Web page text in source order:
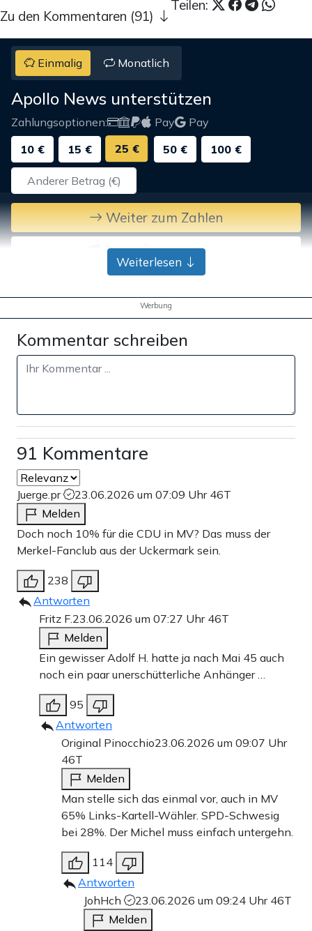
Teilen:
Zu den Kommentaren (91)
Einmalig Monatlich
Apollo News unterstützen
Zahlungsoptionen: Pay
Pay
10 €
15 € 25 € 50 € 100 €
Weiter zum Zahlen
Bank-Überweisung
Weiterlesen
Werbung
Kommentar schreiben
91 Kommentare
Juerge.pr 23.06.2026 um 07:09 Uhr 46T
Melden
Doch noch 10% für die CDU in MV? Das muss der
Merkel-Fanclub aus der Uckermark sein.
238
Antworten
Fritz F. 23.06.2026 um 07:27 Uhr 46T
Melden
Ein gewisser Adolf H. hatte ja nach Mai 45 auch
noch ein paar unerschütterliche Anhänger …
95
Antworten
Original Pinocchio23.06.2026 um 09:07 Uhr
46T
Melden
Man stelle sich das einmal vor, auch in MV
65% Links-Kartell-Wähler. SPD-Schwesig
bei 28%. Der Michel muss einfach untergehn.
114
Antworten
JohHch
23.06.2026 um 09:24 Uhr 46T
Melden